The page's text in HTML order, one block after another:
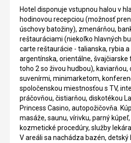
Hotel disponuje vstupnou halou v
hodinovou recepciou (možnosť
úschovy batožiny), zmenárňou,
reštauráciami (niekoľko hlavných
carte reštaurácie - talianska, rybia a
argentínska, orientálne, švajčiarske
toho 2 so živou hudbou), kaviarňou,
suvenírmi, minimarketom,
spoločenskou miestnosťou s TV,
práčovňou, čistiarňou, diskotékou
Princess Casino, autopožičovňa.
masáže, saunu, vírivku, parný
kozmetické procedúry, služby
V areáli sa nachádza bazén,